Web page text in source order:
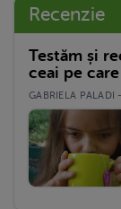
Recenzie
Testăm și
ceai pe
GABRIELA PALADI